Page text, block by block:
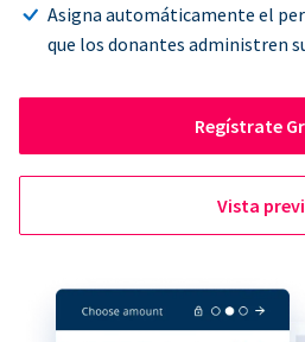
Asigna automáticamente el
que los donantes administren
Regístrate
Vista